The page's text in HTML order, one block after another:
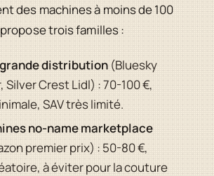
des machines à moins de 100
trois familles :
grande distribution (Bluesky
Silver Crest Lidl) : 70-100 €,
SAV très limité.
no-name marketplace
premier prix) : 50-80 €,
à éviter pour la couture